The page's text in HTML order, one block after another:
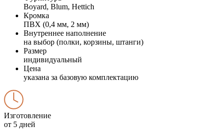
Boyard, Blum, Hettich
Кромка
ПВХ (0,4 мм, 2 мм)
Внутреннее наполнение
на выбор (полки, корзины, штанги)
Размер
индивидуальный
Цена
указана за базовую комплектацию
Изготовление
от 5 дней